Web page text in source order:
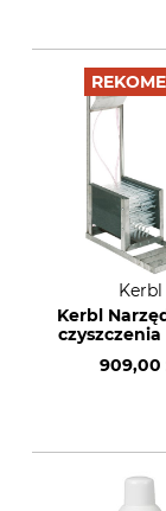
Kerbl
Kerbl
909,00